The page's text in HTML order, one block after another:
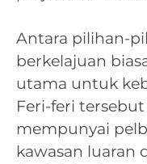
Antara pilihan-
berkelajuan
utama untuk
Feri-feri
mempunyai
kawasan luaran